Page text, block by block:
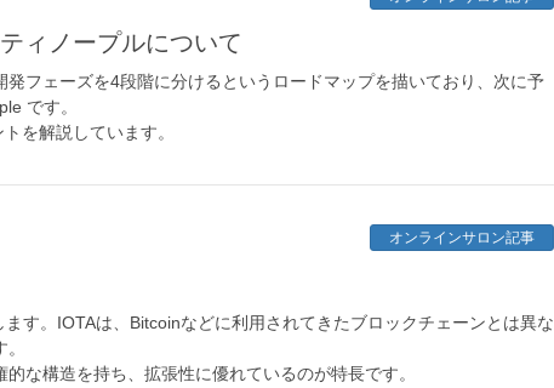
ィノープルについて
フェーズを4段階に分けるというロードマップを描いており、次に予
です。
を解説しています。
オンラインサロン記事
す。IOTAは、Bitcoinなどに利用されてきたブロックチェーンとは異な
な構造を持ち、拡張性に優れているのが特長です。